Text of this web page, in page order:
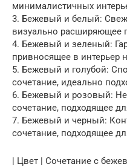
минималистичных
3. Бежевый и белый:
визуально расширяющее
4. Бежевый и зеленый:
привносящее в интерьер
5. Бежевый и голубой:
сочетание, идеально
6. Бежевый и розовый:
сочетание, подходящее
7. Бежевый и черный:
сочетание, подходящее
| Цвет | Сочетание с